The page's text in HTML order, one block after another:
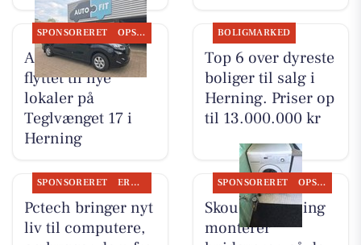
SPONSORERET OPSLAGSTAVLEN
AutoFit A/S er
flyttet til nye
lokaler på
Teglvænget 17 i
Herning
BOLIGMARKED
Top 6 over dyreste
boliger til salg i
Herning. Priser op
til 13.000.000 kr
SPONSORERET ERHVERV
Pctech bringer nyt
liv til computere,
SPONSORERET OPSLAGSTAVLEN
Skousen Herning
monterer